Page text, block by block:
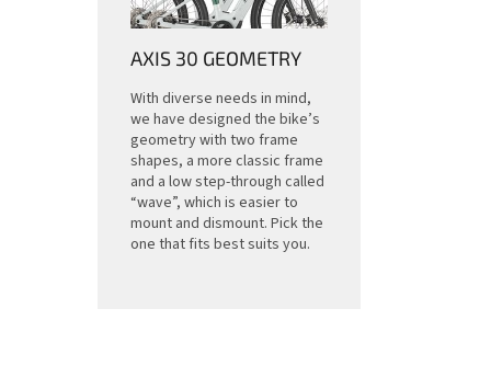
AXIS 30 GEOMETRY
With diverse needs in mind,
we have designed the bike’s
geometry with two frame
shapes, a more classic frame
and a low step-through called
“wave”, which is easier to
mount and dismount. Pick the
one that fits best suits you.